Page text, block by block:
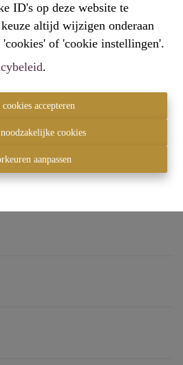
ID's op deze website te
altijd wijzigen onderaan
of 'cookie instellingen'.
.
accepteren
cookies
aanpassen
In de 4e kamer op de derde
we twee veluxramen.